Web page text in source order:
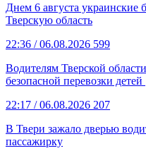
Днем 6 августа украинские
Тверскую область
22:36 / 06.08.2026 599
Водителям Тверской
безопасной перевозки детей
22:17 / 06.08.2026 207
В Твери зажало дверью
пассажирку